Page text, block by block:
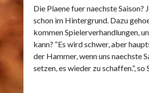
Die Plaene fuer naechste
schon im Hintergrund. Dazu
kommen Spielerverhandlungen,
kann? “Es wird schwer, aber
der Hammer, wenn uns naechste
setzen, es wieder zu schaffen.”, so